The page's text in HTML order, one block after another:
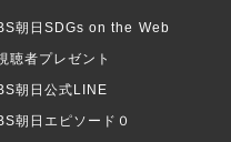
朝日SDGs on the Web
聴者プレゼント
朝日公式LINE
朝日エピソード０